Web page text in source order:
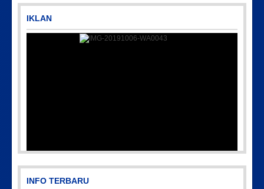
IKLAN
IMG-20191006-WA0043
INFO TERBARU